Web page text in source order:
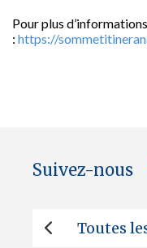
Pour plus
: https://
Suivez-nous
Toutes